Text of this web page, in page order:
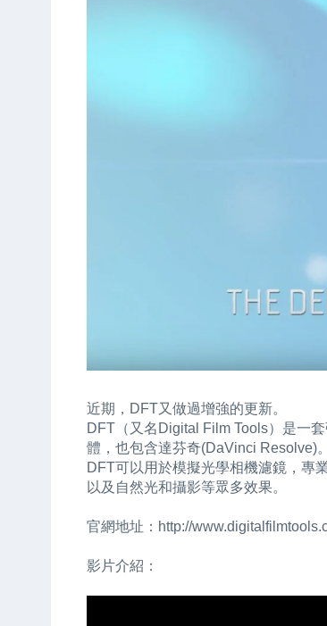
近期，DFT又做過增強的更新。
DFT（又名Digital Film Tools）是一
體，也包含達芬奇(DaVinci Resolve)。
DFT可以用於模擬光學相機濾鏡，專
以及自然光和攝影等眾多效果。
官網地址：http://
影片介紹：